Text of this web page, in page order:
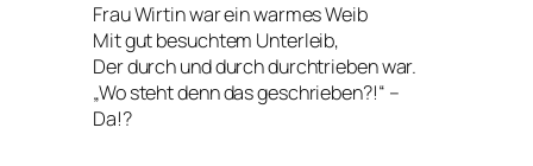
Frau Wirtin war ein warmes Weib
Mit gut besuchtem Unterleib,
Der durch und durch durchtrieben war.
„Wo steht denn das geschrieben?!“ –
Da!?